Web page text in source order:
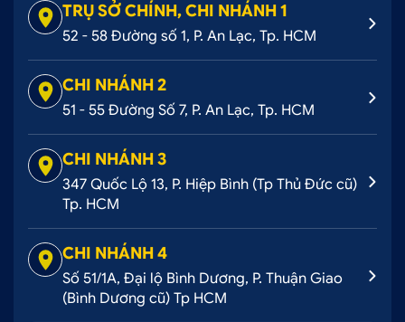
TRỤ SỞ CHÍNH, CHI NHÁNH 1
52 - 58 Đường số 1, P. An Lạc, Tp. HCM
CHI NHÁNH 2
51 - 55 Đường Số 7, P. An Lạc, Tp. HCM
CHI NHÁNH 3
347 Quốc Lộ 13, P. Hiệp Bình (Tp Thủ Đức cũ)
Tp. HCM
CHI NHÁNH 4
Số 51/1A, Đại lộ Bình Dương, P. Thuận Giao
(Bình Dương cũ) Tp HCM